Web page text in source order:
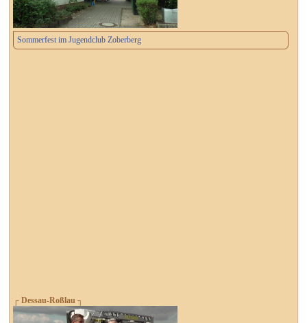
Sommerfest im Jugendclub Zoberberg
┌ Dessau-Roßlau ┐